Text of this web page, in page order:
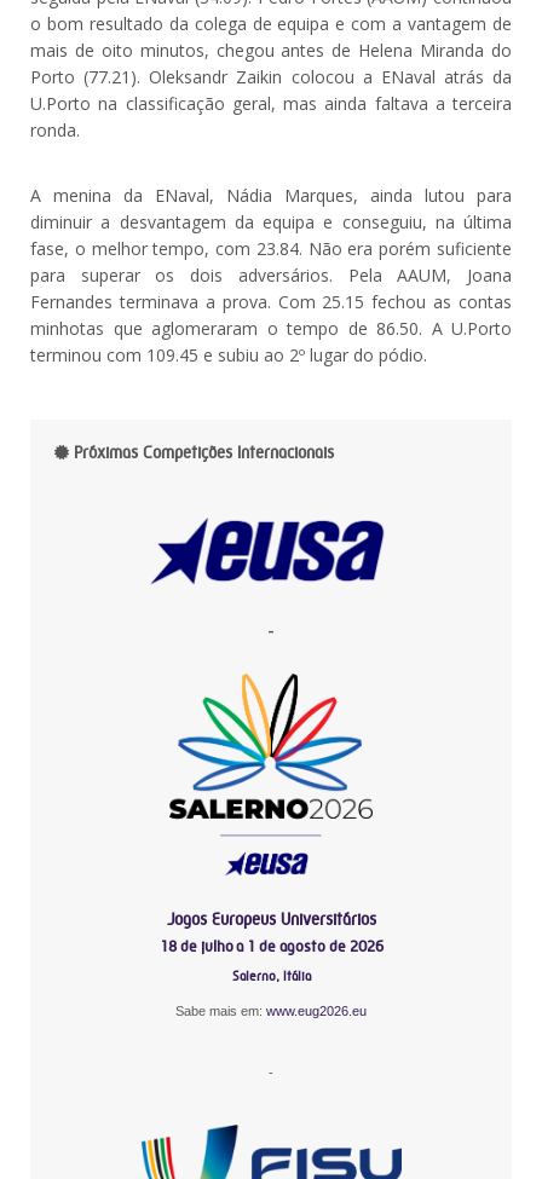
o bom resultado da colega de equipa e com a vantagem de
mais de oito minutos, chegou antes de Helena Miranda do
Porto (77.21). Oleksandr Zaikin colocou a ENaval atrás da
U.Porto na classificação geral, mas ainda faltava a terceira
ronda.
A menina da ENaval, Nádia Marques, ainda lutou para
diminuir a desvantagem da equipa e conseguiu, na última
fase, o melhor tempo, com 23.84. Não era porém suficiente
para superar os dois adversários. Pela AAUM, Joana
Fernandes terminava a prova. Com 25.15 fechou as contas
minhotas que aglomeraram o tempo de 86.50. A U.Porto
terminou com 109.45 e subiu ao 2º lugar do pódio.
Próximas Competições Internacionais
-
Jogos Europeus Universitários
18 de julho a 1 de agosto de 2026
Salerno, Itália
Sabe mais em: www.eug2026.eu
-